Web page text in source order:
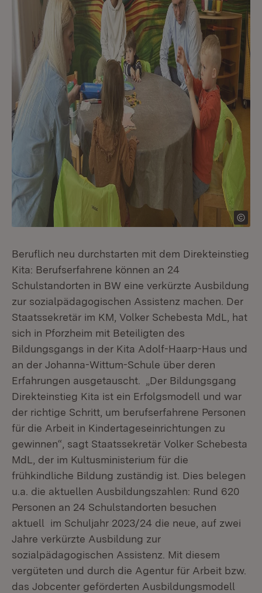
Beruflich neu durchstarten mit dem Direkteinstieg
Kita: Berufserfahrene können an 24
Schulstandorten in BW eine verkürzte Ausbildung
zur sozialpädagogischen Assistenz machen. Der
Staatssekretär im KM, Volker Schebesta MdL, hat
sich in Pforzheim mit Beteiligten des
Bildungsgangs in der Kita Adolf-Haarp-Haus und
an der Johanna-Wittum-Schule über deren
Erfahrungen ausgetauscht. „Der Bildungsgang
Direkteinstieg Kita ist ein Erfolgsmodell und war
der richtige Schritt, um berufserfahrene Personen
für die Arbeit in Kindertageseinrichtungen zu
gewinnen“, sagt Staatssekretär Volker Schebesta
MdL, der im Kultusministerium für die
frühkindliche Bildung zuständig ist. Dies belegen
u.a. die aktuellen Ausbildungszahlen: Rund 620
Personen an 24 Schulstandorten besuchen
aktuell im Schuljahr 2023/24 die neue, auf zwei
Jahre verkürzte Ausbildung zur
sozialpädagogischen Assistenz. Mit diesem
vergüteten und durch die Agentur für Arbeit bzw.
das Jobcenter geförderten Ausbildungsmodell